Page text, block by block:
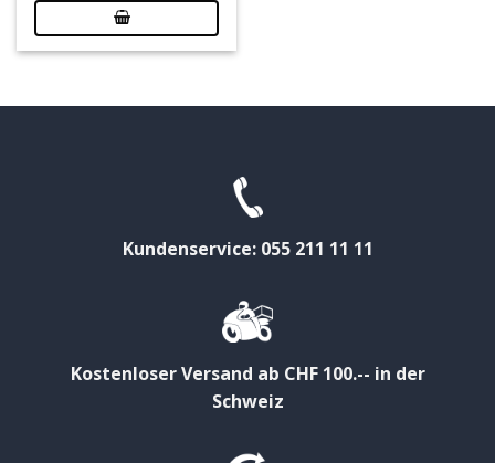
Kundenservice: 055 211 11 11
Kostenloser Versand ab CHF 100.-- in der
Schweiz